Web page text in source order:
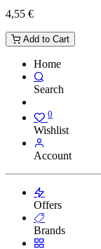
4,55 €
Add to Cart
Home
Search
0
Wishlist
Account
Offers
Brands